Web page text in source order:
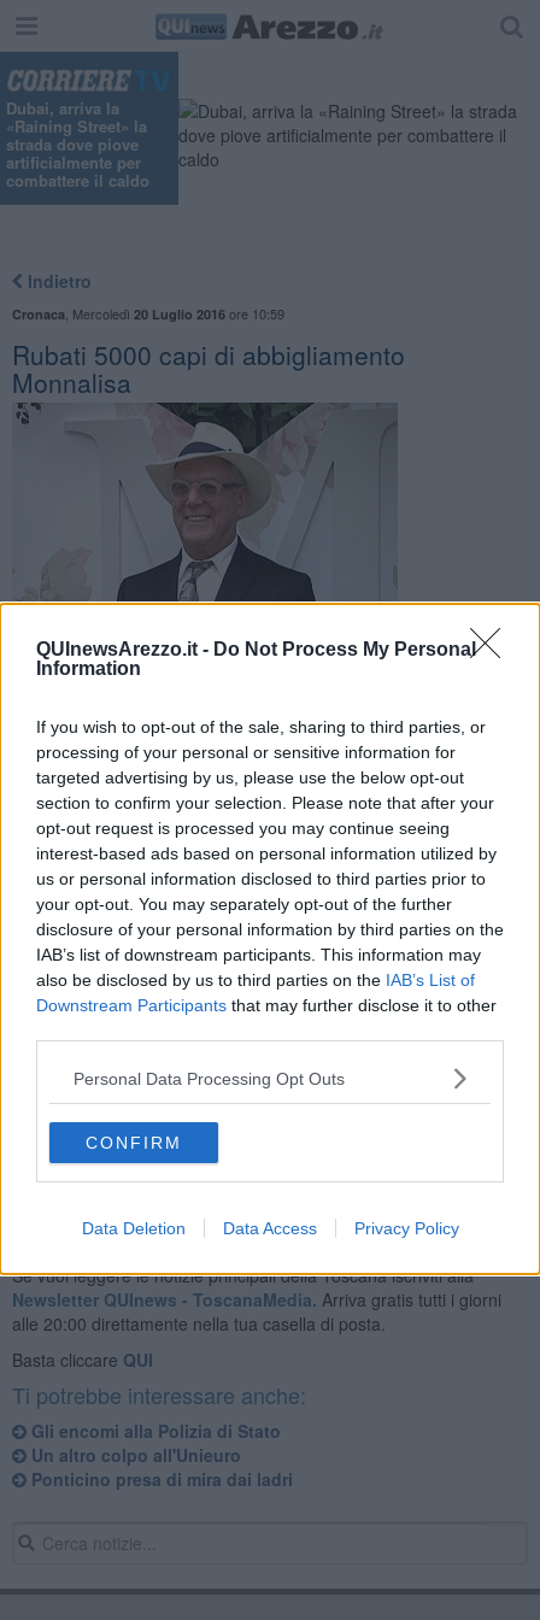
QUInewsArezzo.it - Do Not Process My Personal
Information
If you wish to opt-out of the sale, sharing to third parties, or
processing of your personal or sensitive information for
targeted advertising by us, please use the below opt-out
section to confirm your selection. Please note that after your
opt-out request is processed you may continue seeing
interest-based ads based on personal information utilized by
us or personal information disclosed to third parties prior to
your opt-out. You may separately opt-out of the further
disclosure of your personal information by third parties on the
IAB’s list of downstream participants. This information may
also be disclosed by us to third parties on the IAB’s List of
Downstream Participants that may further disclose it to other
Personal Data Processing Opt Outs
CONFIRM
Data Deletion Data Access Privacy Policy
Dubai, arriva la
«Raining Street» la
strada dove piove
artificialmente per
combattere il caldo
Indietro
Cronaca Mercoledì 20 Luglio 2016ore 10:59
Rubati 5000 capi di abbigliamento
Monnalisa
Furto nella notte tra domenica e lunedì nel vecchio
questura, le immagini delle telecamere
AREZZO —Furto da800mila euro daMonnalisa, la nota azienda
aretina di abbigliamento per bambini.
Una banda composta da7 malviventi, come ripreso dalle
telecamere, ha fatto irruzione nel vecchio stabilimento dell'azienda,
in via Curie, nella notte tra domenica e lunedì.
I ladri hanno portato via 5000 capi di abbigliamento,
quelli della
prossima collezione invernale. Sull'episodio indaga la polizia.
Se vuoi leggere le notizie principali della Toscana iscriviti alla
Newsletter QUInews - ToscanaMedia. Arriva gratis tutti i giorni
alle 20:00 direttamente nella tua casella di posta.
Basta cliccare QUI
Ti potrebbe interessare anche:
Gli encomi alla Polizia di Stato
Un altro colpo all'Unieuro
Ponticino presa di mira dai ladri